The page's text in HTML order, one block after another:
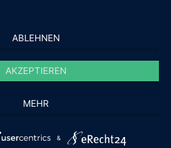
ABLEHNEN
AKZEPTIEREN
MEHR
&